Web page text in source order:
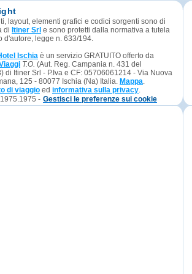
layout, elementi grafici e codici sorgenti sono di
di Itiner Srl e sono protetti dalla normativa a tutela
d'autore, legge n. 633/194.
Ischia è un servizio GRATUITO offerto da
T.O. (Aut. Reg. Campania n. 431 del
di Itiner Srl - P.Iva e CF: 05706061214 - Via Nuova
125 - 80077 Ischia (Na) Italia. Mappa.
di viaggio ed informativa sulla privacy.
- Gestisci le preferenze sui cookie